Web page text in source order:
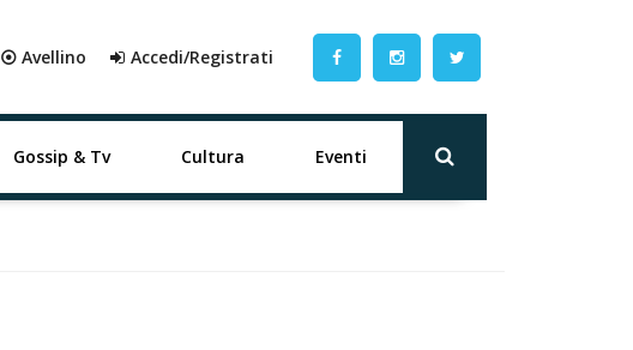
⦿ Avellino Accedi/Registrati
Gossip & Tv Cultura Eventi